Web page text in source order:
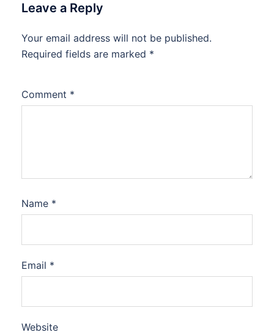
Leave a Reply
Your email address will not be published.
Required fields are marked *
Comment *
Name *
Email *
Website